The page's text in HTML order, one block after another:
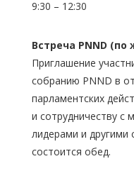
9:30 – 12:30
Встреча PNND (по
Приглашение
собранию PNND в
парламентских
и сотрудничеству с
лидерами и другими
состоится обед.